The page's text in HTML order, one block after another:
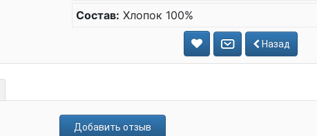
Состав: Хлопок 100%
Назад
Добавить отзыв